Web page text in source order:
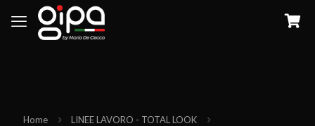
Home
LINEE LAVORO - TOTAL LOOK